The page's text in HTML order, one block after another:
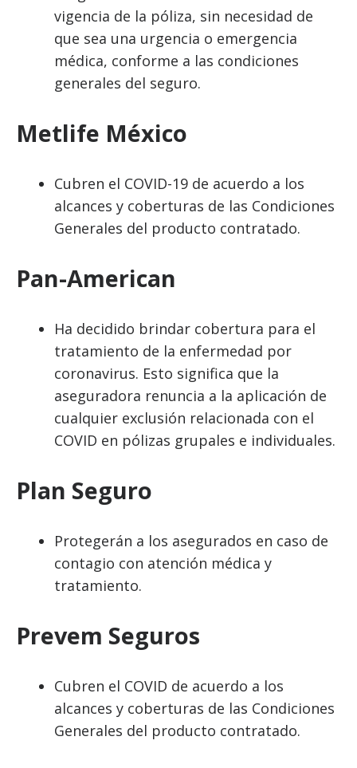
vigencia de la póliza, sin necesidad de
que sea una urgencia o emergencia
médica, conforme a las condiciones
generales del seguro.
Metlife México
Cubren el COVID-19 de acuerdo a los
alcances y coberturas de las Condiciones
Generales del producto contratado.
Pan-American
Ha decidido brindar cobertura para el
tratamiento de la enfermedad por
coronavirus. Esto significa que la
aseguradora renuncia a la aplicación de
cualquier exclusión relacionada con el
COVID en pólizas grupales e individuales.
Plan Seguro
Protegerán a los asegurados en caso de
contagio con atención médica y
tratamiento.
Prevem Seguros
Cubren el COVID de acuerdo a los
alcances y coberturas de las Condiciones
Generales del producto contratado.